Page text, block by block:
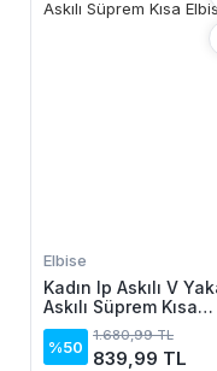
Elbise
Kadın Ip Askılı V
Askılı Süprem Kısa
Elbise
%50
1.680,99 TL
839,99 TL